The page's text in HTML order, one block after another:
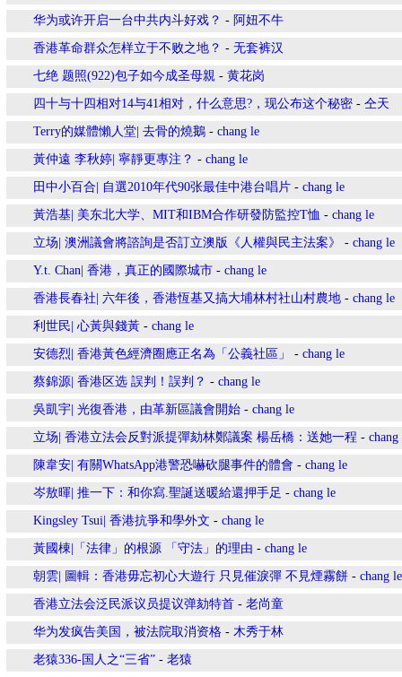
华为或许开启一台中共内斗好戏？ - 阿妞不牛
香港革命群众怎样立于不败之地？ - 无套裤汉
七绝 题照(922)包子如今成圣母親 - 黄花岗
四十与十四相对14与41相对，什么意思?，现公布这个秘密 - 仝天
Terry的媒體懶人堂| 去骨的燒鵝 - chang le
黃仲遠 李秋婷| 寧靜更專注？ - chang le
田中小百合| 自選2010年代90张最佳中港台唱片 - chang le
黃浩基| 美东北大学、MIT和IBM合作研發防監控T恤 - chang le
立场| 澳洲議會將諮詢是否訂立澳版《人權與民主法案》 - chang le
Y.t. Chan| 香港，真正的國際城市 - chang le
香港長春社| 六年後，香港恆基又搞大埔林村社山村農地 - chang le
利世民| 心黃與錢黃 - chang le
安德烈| 香港黃色經濟圈應正名為「公義社區」 - chang le
蔡錦源| 香港区选 誤判！誤判？ - chang le
吳凱宇| 光復香港，由革新區議會開始 - chang le
立场| 香港立法会反對派提彈劾林鄭議案 楊岳橋：送她一程 - chang
陳韋安| 有關WhatsApp港警恐嚇砍腿事件的體會 - chang le
岑敖暉| 推一下：和你寫.聖誕送暖給還押手足 - chang le
Kingsley Tsui| 香港抗爭和學外文 - chang le
黃國棟|「法律」的根源 「守法」的理由 - chang le
朝雲| 圖輯：香港毋忘初心大遊行 只見催淚彈 不見煙霧餅 - chang le
香港立法会泛民派议员提议弹劾特首 - 老尚童
华为发疯告美国，被法院取消资格 - 木秀于林
老猿336-国人之“三省” - 老猿